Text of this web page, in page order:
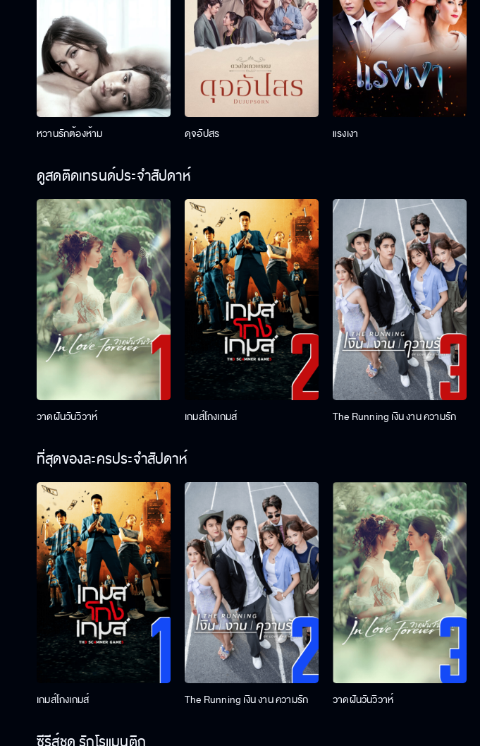
หวานรักต้องห้าม ดุจอัปสร แรงเงา
ดูสดติดเทรนด์ประจำสัปดาห์
วาดฝันวันวิวาห์ เกมส์โกงเกมส์ The Running เงิน งาน ความรัก
ที่สุดของละครประจำสัปดาห์
เกมส์โกงเกมส์ The Running เงิน งาน ความรัก วาดฝันวันวิวาห์